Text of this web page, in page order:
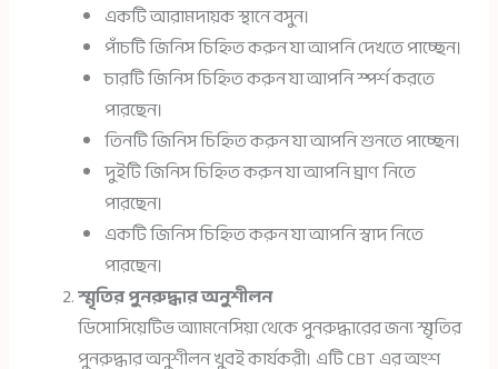
একটি আরামদায়ক স্থানে বসুন।
পাঁচটি জিনিস চিহ্নিত করুন যা আপনি দেখতে পাচ্ছেন।
চারটি জিনিস চিহ্নিত করুন যা আপনি স্পর্শ করতে
পারছেন।
তিনটি জিনিস চিহ্নিত করুন যা আপনি শুনতে পাচ্ছেন।
দুইটি জিনিস চিহ্নিত করুন যা আপনি ঘ্রাণ নিতে
পারছেন।
একটি জিনিস চিহ্নিত করুন যা আপনি স্বাদ নিতে
পারছেন।
স্মৃতির পুনরুদ্ধার অনুশীলন
ডিসোসিয়েটিভ অ্যামনেসিয়া থেকে পুনরুদ্ধারের জন্য স্মৃতির
পুনরুদ্ধার অনুশীলন খুবই কার্যকরী। এটি CBT এর অংশ